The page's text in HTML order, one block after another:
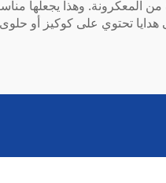
المعكرونة. وهذا يجعلها
هدايا تحتوي على كوكيز أو